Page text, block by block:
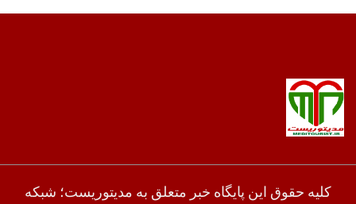
کلیه حقوق این پایگاه خبر متعلق به مدیتوریست؛ شبکه